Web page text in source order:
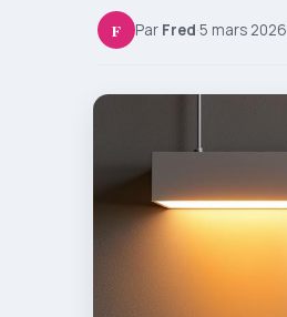
F Par Fred·5 mars 2026